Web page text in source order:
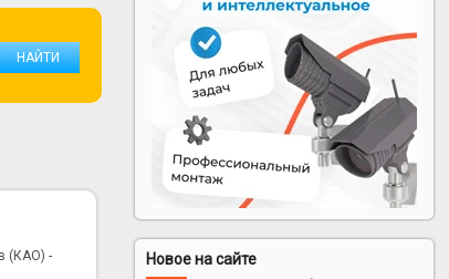
(КАО) -
Новое на сайте